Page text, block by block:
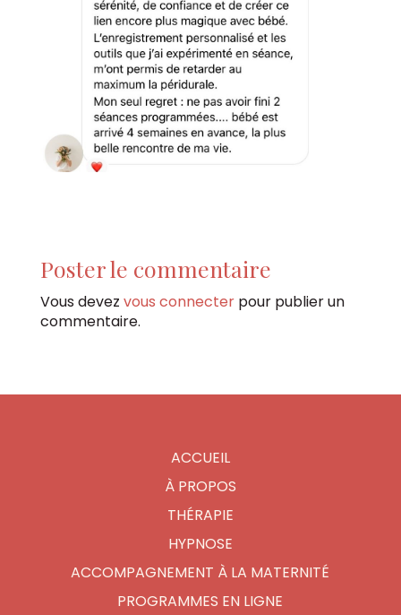
Poster le commentaire
Vous devez vous connecterpour publier un
commentaire.
ACCUEIL
À PROPOS
THÉRAPIE
HYPNOSE
ACCOMPAGNEMENT À LA MATERNITÉ
PROGRAMMES EN LIGNE